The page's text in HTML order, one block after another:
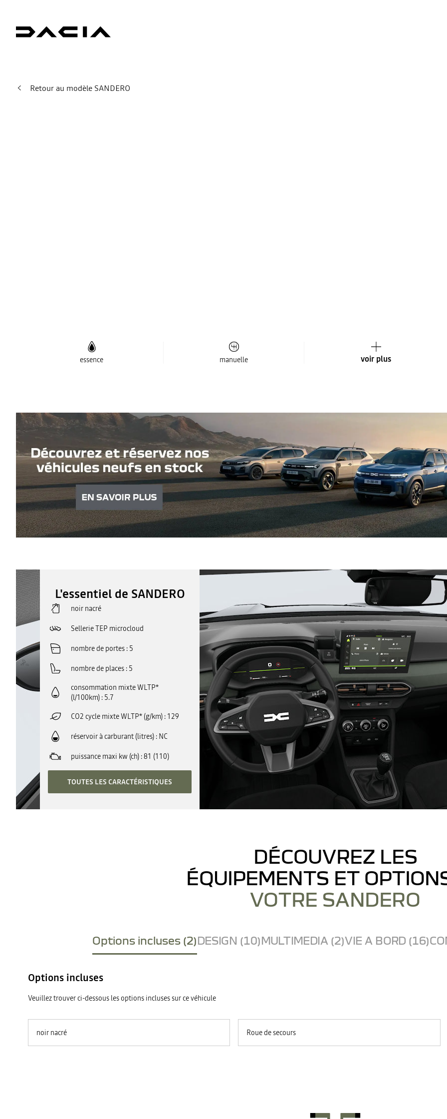
Retour au modèle SANDERO
essence manuelle voir plus
L'essentiel de SANDERO
noir nacré
Sellerie TEP microcloud
nombre de portes 5
nombre de places 5
consommation mixte WLTP*
(l/100km) 5.7
CO2 cycle mixte WLTP* (g/km) 129
réservoir à carburant (litres) NC
puissance maxi kw (ch) 81 (110)
TOUTES LES CARACTÉRISTIQUES
DÉCOUVREZ LES
ÉQUIPEMENTS ET
VOTRE SANDERO
Options incluses (2)DESIGN (10)MULTIMEDIA (2)VIE A BORD (16)
Options incluses
Veuillez trouver ci-dessous les options incluses sur ce véhicule
noir nacré Roue de secours